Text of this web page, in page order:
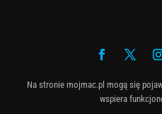
Na stronie mojmac.pl mogą się
wspiera